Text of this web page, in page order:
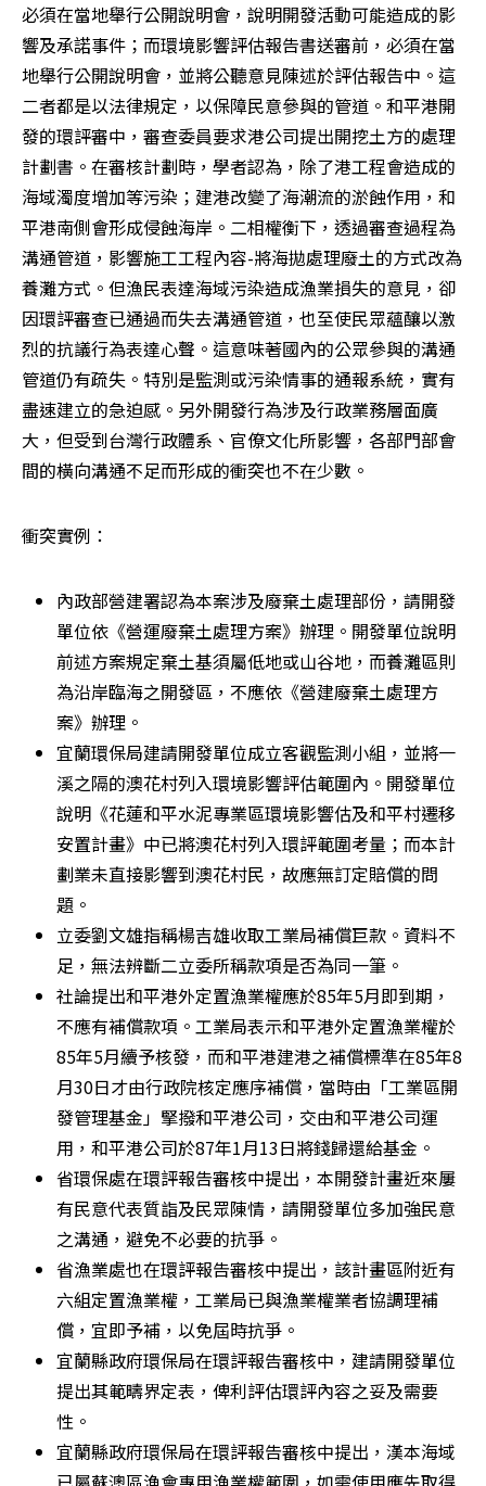
必須在當地舉行公開說明會，說明開發活動可能造成的影
響及承諾事件；而環境影響評估報告書送審前，必須在當
地舉行公開說明會，並將公聽意見陳述於評估報告中。這
二者都是以法律規定，以保障民意參與的管道。和平港開
發的環評審中，審查委員要求港公司提出開挖土方的處理
計劃書。在審核計劃時，學者認為，除了港工程會造成的
海域濁度增加等污染；建港改變了海潮流的淤蝕作用，和
平港南側會形成侵蝕海岸。二相權衡下，透過審查過程為
溝通管道，影響施工工程內容-將海拋處理廢土的方式改為
養灘方式。但漁民表達海域污染造成漁業損失的意見，卻
因環評審查已通過而失去溝通管道，也至使民眾蘊釀以激
烈的抗議行為表達心聲。這意味著國內的公眾參與的溝通
管道仍有疏失。特別是監測或污染情事的通報系統，實有
盡速建立的急迫感。另外開發行為涉及行政業務層面廣
大，但受到台灣行政體系、官僚文化所影響，各部門部會
間的橫向溝通不足而形成的衝突也不在少數。
衝突實例：
內政部營建署認為本案涉及廢棄土處理部份，請開發
單位依《營運廢棄土處理方案》辦理。開發單位說明
前述方案規定棄土基須屬低地或山谷地，而養灘區則
為沿岸臨海之開發區，不應依《營建廢棄土處理方
案》辦理。
宜蘭環保局建請開發單位成立客觀監測小組，並將一
溪之隔的澳花村列入環境影響評估範圍內。開發單位
說明《花蓮和平水泥專業區環境影響估及和平村遷移
安置計畫》中已將澳花村列入環評範圍考量；而本計
劃業未直接影響到澳花村民，故應無訂定賠償的問
題。
立委劉文雄指稱楊吉雄收取工業局補償巨款。資料不
足，無法辨斷二立委所稱款項是否為同一筆。
社論提出和平港外定置漁業權應於85年5月即到期，
不應有補償款項。工業局表示和平港外定置漁業權於
85年5月續予核發，而和平港建港之補償標準在85年8
月30日才由行政院核定應序補償，當時由「工業區開
發管理基金」掔撥和平港公司，交由和平港公司運
用，和平港公司於87年1月13日將錢歸還給基金。
省環保處在環評報告審核中提出，本開發計畫近來屢
有民意代表質詣及民眾陳情，請開發單位多加強民意
之溝通，避免不必要的抗爭。
省漁業處也在環評報告審核中提出，該計畫區附近有
六組定置漁業權，工業局已與漁業權業者協調理補
償，宜即予補，以免屆時抗爭。
宜蘭縣政府環保局在環評報告審核中，建請開發單位
提出其範疇界定表，俾利評估環評內容之妥及需要
性。
宜蘭縣政府環保局在環評報告審核中提出，漢本海域